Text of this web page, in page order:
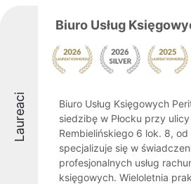
Laureaci
Biuro Usług
Biuro Usług Księgowych
siedzibę w Płocku przy
Rembielińskiego 6 lok. 8,
specjalizuje się w
profesjonalnych usług
księgowych. Wieloletnia